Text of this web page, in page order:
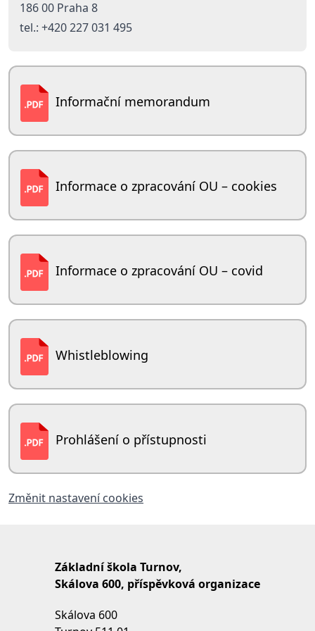
186 00 Praha 8
tel.: +420 227 031 495
Informační memorandum
Informace o zpracování OU – cookies
Informace o zpracování OU – covid
Whistleblowing
Prohlášení o přístupnosti
Změnit nastavení cookies
Základní škola Turnov,
Skálova 600, příspěvková organizace
Skálova 600